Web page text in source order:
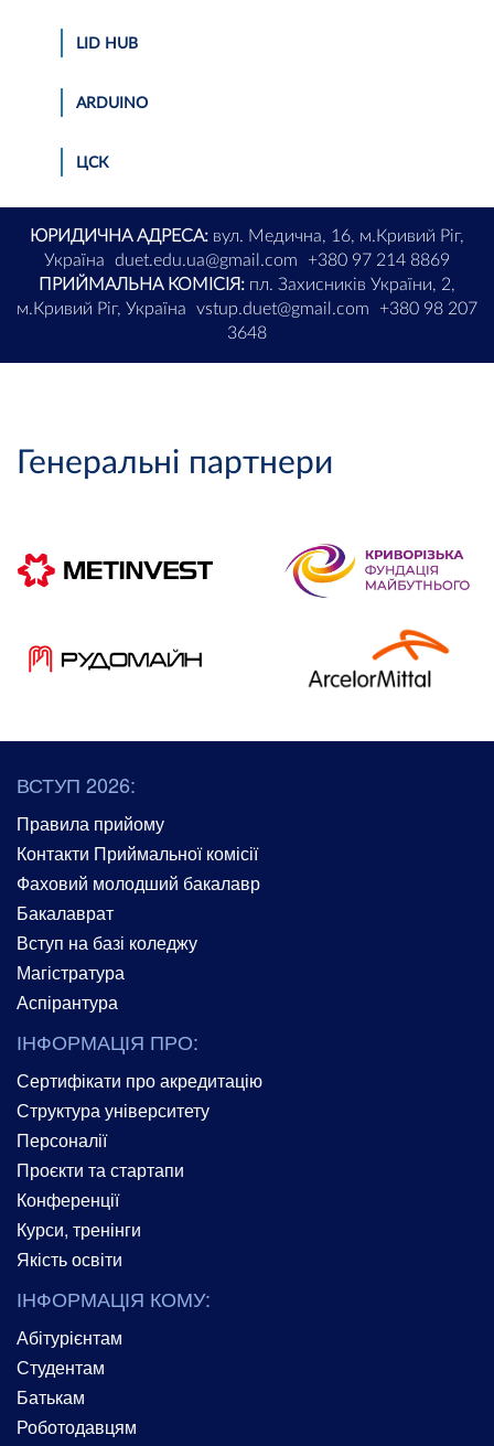
LID HUB
АRDUINO
ЦСК
ЮРИДИЧНА АДРЕСА: вул. Медична, 16, м.Кривий Ріг,
Україна
duet.edu.ua@gmail.com
+380 97 214 8869
ПРИЙМАЛЬНА КОМІСІЯ: пл. Захисників України, 2,
м.Кривий Ріг, Україна
vstup.duet@gmail.com
+380 98 207
3648
Генеральні партнери
ВСТУП 2026:
Правила прийому
Контакти Приймальної комісії
Фаховий молодший бакалавр
Бакалаврат
Вступ на базі коледжу
Магістратура
Аспірантура
ІНФОРМАЦІЯ ПРО:
Сертифікати про акредитацію
Структура університету
Персоналії
Проєкти та стартапи
Конференції
Курси, тренінги
Якість освіти
ІНФОРМАЦІЯ КОМУ:
Абітурієнтам
Студентам
Батькам
Роботодавцям